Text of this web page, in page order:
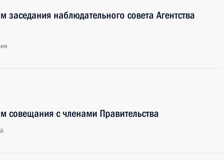
заседания наблюдательного совета Агентства
совещания с членами Правительства